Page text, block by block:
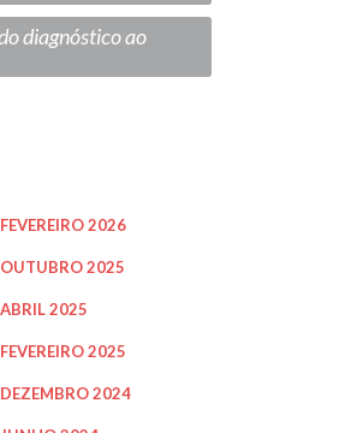
diagnóstico ao
FEVEREIRO 2026
OUTUBRO 2025
ABRIL 2025
FEVEREIRO 2025
DEZEMBRO 2024